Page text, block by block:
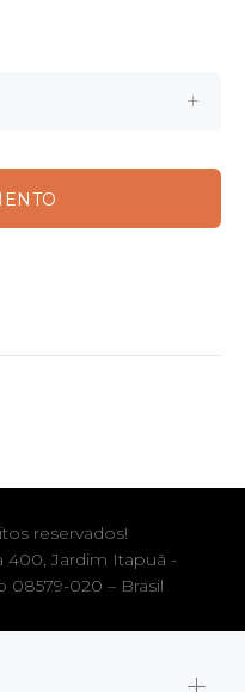
reservados!
400, Jardim Itapuã -
08579-020 – Brasil